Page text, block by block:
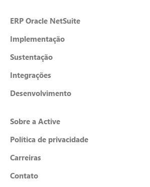
ERP Oracle NetSuite
Implementação
Sustentação
Integrações
Desenvolvimento
Sobre a Active
Política de privacidade
Carreiras
Contato